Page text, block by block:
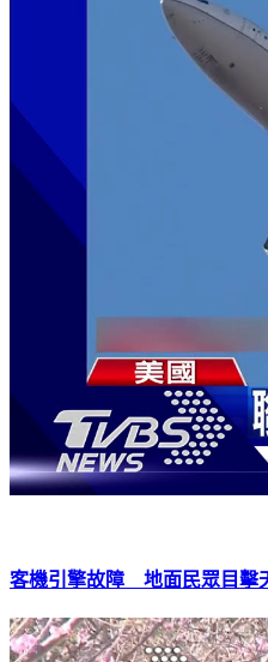
客機引擎故障 地面民眾目擊